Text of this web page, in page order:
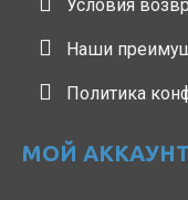
Условия
Наши
Политика
МОЙ АККАУНТ